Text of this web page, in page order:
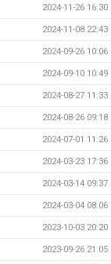
2024-11-26 16:30
2024-11-08 22:43
2024-09-26 10:06
2024-09-10 10:49
2024-08-27 11:33
2024-08-26 09:18
2024-07-01 11:26
2024-03-23 17:36
2024-03-14 09:37
2024-03-04 08:06
2023-10-03 20:20
2023-09-26 21:05